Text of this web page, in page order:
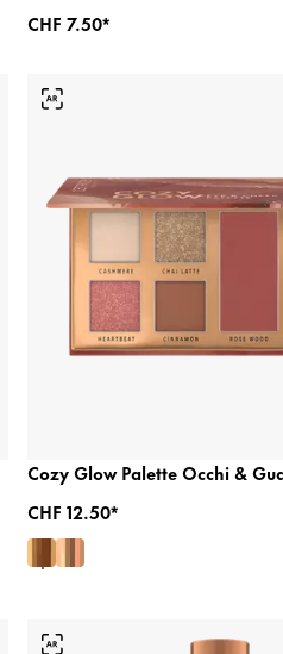
CHF 7.50*
Cozy Glow Palette Occhi &
CHF 12.50*